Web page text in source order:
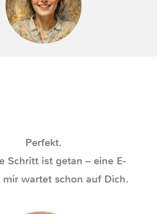
Perfekt.
Schritt ist getan – eine E-
wartet schon auf Dich.